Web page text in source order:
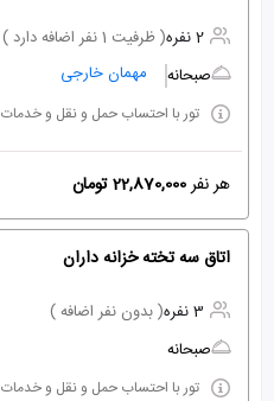
2 نفره
( ظرفیت 1 نفر اضافه دارد )
صبحانه
مهمان خارجی
تور با احتساب حمل و نقل و خدمات
هر نفر22,870,000 تومان
اتاق سه تخته خزانه داران
3 نفره
( بدون نفر اضافه )
صبحانه
تور با احتساب حمل و نقل و خدمات